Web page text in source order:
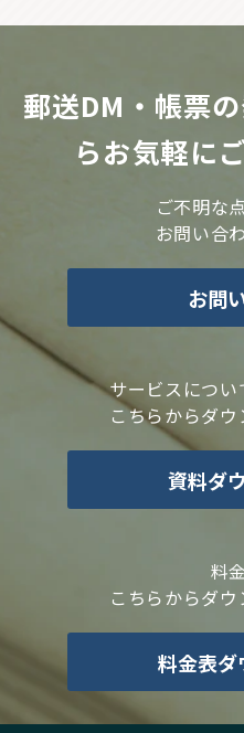
郵送DM・帳票
らお気軽に
ご不明な
お問い合
お問
サービスにつ
こちらからダ
資料ダ
料
こちらからダ
料金表ダ